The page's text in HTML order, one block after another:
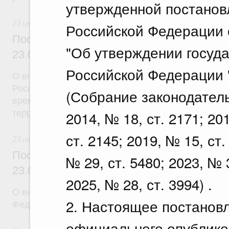
утвержденной
Российской
"Об утверждении
Российской
(Собрание
2014, № 18, ст. 2171;
ст. 2145; 2019, № 15,
№ 29, ст. 5480; 2023, №
2025, № 28, ст. 3994) .
2. Настоящее
Постановление Правительства
23.07.2026 г. № 926
О внесении на ратификацию Соглашения между
временной трудовой деятельности граждан
территории другого государства
Постановление Правительства
23.07.2026 г. № 928
О внесении изменений в постановление
Федерации от 20 июля 2011 г. № 590